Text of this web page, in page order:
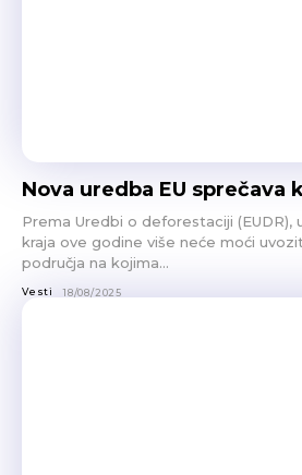
Nova uredba EU sprečava
Prema Uredbi o deforestaciji (EUDR),
kraja ove godine više neće moći
područja na kojima...
Vesti 18/08/2025